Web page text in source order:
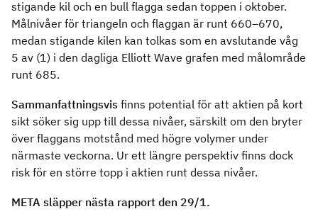
stigande kil och en bull flagga sedan toppen i oktober.
Målnivåer för triangeln och flaggan är runt 660–670,
medan stigande kilen kan tolkas som en avslutande våg
5 av (1) i den dagliga Elliott Wave grafen med målområde
runt 685.
Sammanfattningsvis finns potential för att aktien på kort
sikt söker sig upp till dessa nivåer, särskilt om den bryter
över flaggans motstånd med högre volymer under
närmaste veckorna. Ur ett längre perspektiv finns dock
risk för en större topp i aktien runt dessa nivåer.
META släpper nästa rapport den 29/1.